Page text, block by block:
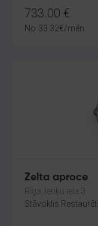
733.00 €
No 33.32€/mēn.
Zelta aproce
Rīga, Ieriķu iela 3
Stāvoklis